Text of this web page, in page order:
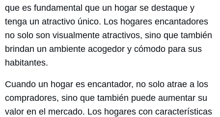
que es fundamental que un hogar se destaque y
tenga un atractivo único. Los hogares encantadores
no solo son visualmente atractivos, sino que también
brindan un ambiente acogedor y cómodo para sus
habitantes.
Cuando un hogar es encantador, no solo atrae a los
compradores, sino que también puede aumentar su
valor en el mercado. Los hogares con características